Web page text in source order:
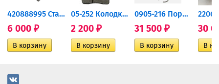
420888995 Стартер для...
6 000 ₽
05-252 Колодки тормозные...
2 200 ₽
0905-216 Поршень Arctic Cat...
31 500 ₽ 30